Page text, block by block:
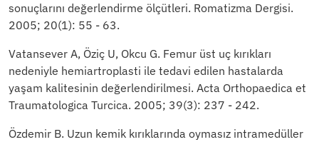
sonuçlarını değerlendirme ölçütleri. Romatizma Dergisi.
2005; 20(1): 55 - 63.
Vatansever A, Öziç U, Okcu G. Femur üst uç kırıkları
nedeniyle hemiartroplasti ile tedavi edilen hastalarda
yaşam kalitesinin değerlendirilmesi. Acta Orthopaedica et
Traumatologica Turcica. 2005; 39(3): 237 - 242.
Özdemir B. Uzun kemik kırıklarında oymasız intramedüller